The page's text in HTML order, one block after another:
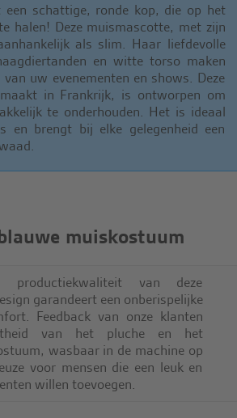
een schattige, ronde kop, die op het
halen! Deze muismascotte, met zijn
als slim. Haar liefdevolle
en witte torso maken
uw evenementen en shows. Deze
in Frankrijk, is ontworpen om
te onderhouden. Het is ideaal
en brengt bij elke gelegenheid een
muiskostuum
van deze
garandeert een onberispelijke
Feedback van onze klanten
van het pluche en het
wasbaar in de machine op
voor mensen die een leuk en
willen toevoegen.